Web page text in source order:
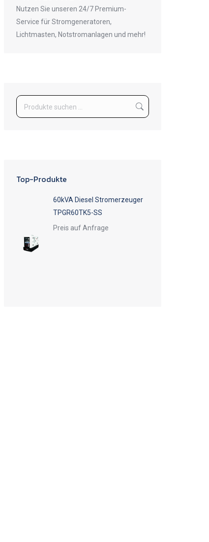
Nutzen Sie unseren 24/7 Premium-
Service für Stromgeneratoren,
Lichtmasten, Notstromanlagen und mehr!
Top-Produkte
60kVA Diesel Stromerzeuger
TPGR60TK5-SS
Preis auf Anfrage